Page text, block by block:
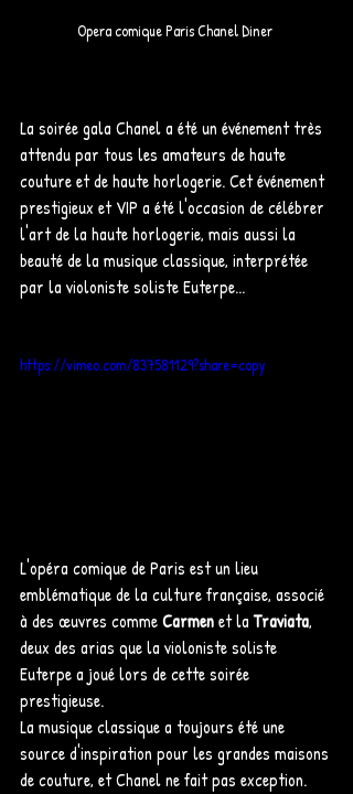
Opera comique Paris Chanel Diner
La soirée gala Chanel a été un événement très
attendu par tous les amateurs de haute
couture et de haute horlogerie. Cet événement
prestigieux et VIP a été l'occasion de célébrer
l'art de la haute horlogerie, mais aussi la
beauté de la musique classique, interprétée
par la violoniste soliste Euterpe...
https://vimeo.com/837581129?share=copy
L'opéra comique de Paris est un lieu
emblématique de la culture française, associé
à des œuvres comme Carmen et la Traviata,
deux des arias que la violoniste soliste
Euterpe a joué lors de cette soirée
prestigieuse.
La musique classique a toujours été une
source d'inspiration pour les grandes maisons
de couture, et Chanel ne fait pas exception.